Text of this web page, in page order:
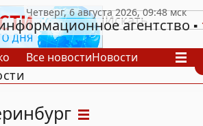
агентство
Все новостиНовости